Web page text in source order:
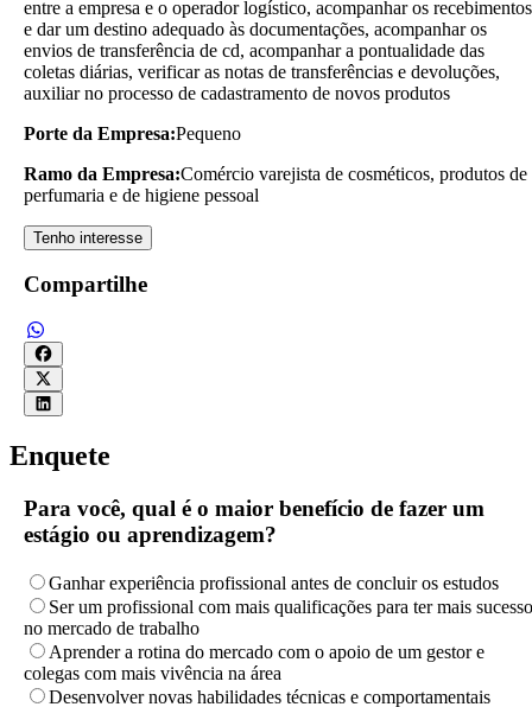
entre a empresa e o operador logístico, acompanhar os recebimentos
e dar um destino adequado às documentações, acompanhar os
envios de transferência de cd, acompanhar a pontualidade das
coletas diárias, verificar as notas de transferências e devoluções,
auxiliar no processo de cadastramento de novos produtos
Porte da Empresa:Pequeno
Ramo da Empresa:Comércio varejista de cosméticos, produtos de
perfumaria e de higiene pessoal
Tenho interesse
Compartilhe
Enquete
Para você, qual é o maior benefício de fazer um
estágio ou aprendizagem?
Ganhar experiência profissional antes de concluir os estudos
Ser um profissional com mais qualificações para ter mais sucesso
no mercado de trabalho
Aprender a rotina do mercado com o apoio de um gestor e
colegas com mais vivência na área
Desenvolver novas habilidades técnicas e comportamentais